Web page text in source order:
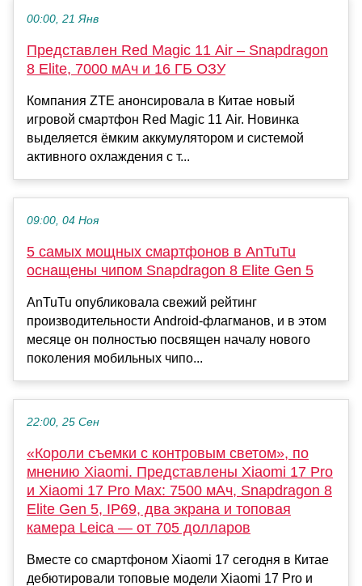
00:00, 21 Янв
Представлен Red Magic 11 Air – Snapdragon
8 Elite, 7000 мАч и 16 ГБ ОЗУ
Компания ZTE анонсировала в Китае новый
игровой смартфон Red Magic 11 Air. Новинка
выделяется ёмким аккумулятором и системой
активного охлаждения с т...
09:00, 04 Ноя
5 самых мощных смартфонов в AnTuTu
оснащены чипом Snapdragon 8 Elite Gen 5
AnTuTu опубликовала свежий рейтинг
производительности Android-флагманов, и в этом
месяце он полностью посвящен началу нового
поколения мобильных чипо...
22:00, 25 Сен
«Короли съемки с контровым светом», по
мнению Xiaomi. Представлены Xiaomi 17 Pro
и Xiaomi 17 Pro Max: 7500 мАч, Snapdragon 8
Elite Gen 5, IP69, два экрана и топовая
камера Leica — от 705 долларов
Вместе со смартфоном Xiaomi 17 сегодня в Китае
дебютировали топовые модели Xiaomi 17 Pro и